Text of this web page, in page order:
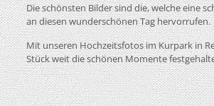
Die schönsten Bilder sind die, welche eine
an diesen wunderschönen Tag hervorrufen.
Mit unseren Hochzeitsfotos im Kurpark in
Stück weit die schönen Momente